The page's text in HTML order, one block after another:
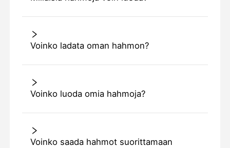
Voinko ladata oman hahmon?
Voinko luoda omia hahmoja?
Voinko saada hahmot suorittamaan